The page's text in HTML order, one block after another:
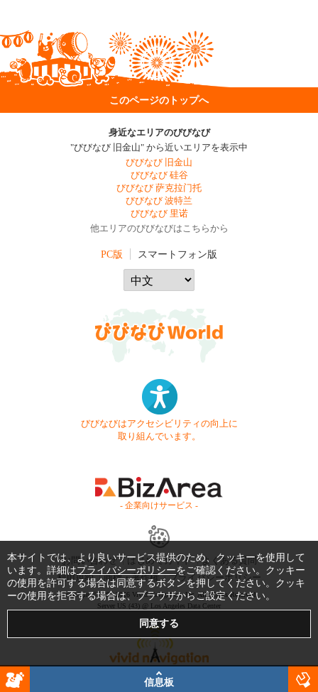
このページのトップへ
身近なエリアのびびなび
"びびなび 旧金山" から近いエリアを表示中
びびなび 旧金山
びびなび 硅谷
びびなび 萨克拉门托
びびなび 波特兰
びびなび 里诺
他エリアのびびなびはこちらから
PC版 スマートフォン版
びびなびはアクセシビリティの向上に
取り組んでいます。
- 企業向けサービス -
お問い合わせ はじめてガイド
よくある質問
利用規約
商標・著作権 プライバシーポリシー
Copyright © 1999-2026 Vivid Navigation, Inc. All Rights Reserved.
Server US (43) @ Los Angeles Data Center
信息板
本サイトでは、より良いサービス提供のため、クッキーを使用して
います。詳細はプライバシーポリシーをご確認ください。クッキー
の使用を許可する場合は同意するボタンを押してください。クッキ
ーの使用を拒否する場合は、ブラウザからご設定ください。